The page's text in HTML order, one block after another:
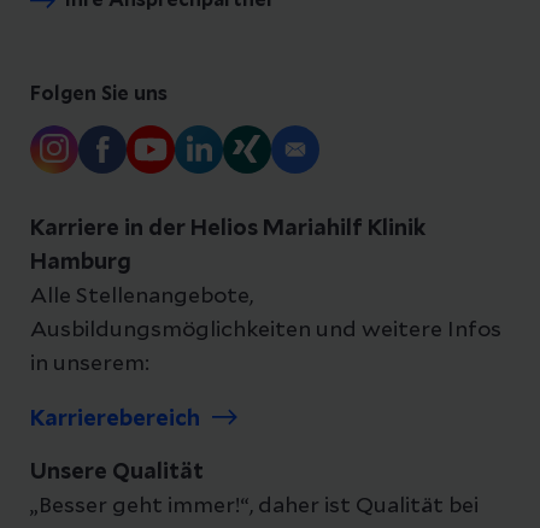
Folgen Sie uns
Karriere in der Helios Mariahilf Klinik
Hamburg
Alle Stellenangebote,
Ausbildungsmöglichkeiten und weitere Infos
in unserem:
Karrierebereich
Unsere Qualität
„Besser geht immer!“, daher ist Qualität bei